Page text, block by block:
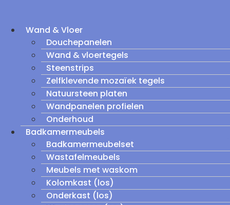
Wand & Vloer
Douchepanelen
Wand & vloertegels
Steenstrips
Zelfklevende mozaïek tegels
Natuursteen platen
Wandpanelen profielen
Onderhoud
Badkamermeubels
Badkamermeubelset
Wastafelmeubels
Meubels met waskom
Kolomkast (los)
Onderkast (los)